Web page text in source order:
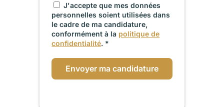
J'accepte que mes données
personnelles soient utilisées dans
le cadre de ma candidature,
conformément à la politique de
confidentialité. *
Envoyer ma candidature